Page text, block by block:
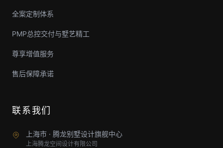
全案定制体系
PMP总控交付与墅艺精工
尊享增值服务
售后保障承诺
联系我们
上海市 · 腾龙别墅设计旗舰中心
上海腾龙空间设计有限公司